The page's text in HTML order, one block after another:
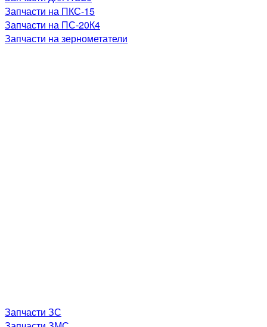
Запчасти на ПКС-15
Запчасти на ПС-20К4
Запчасти на зернометатели
Запчасти ЗС